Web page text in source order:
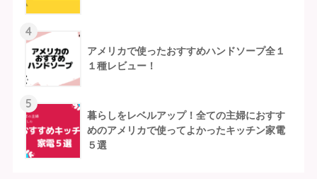
4
アメリカで使ったおすすめハンドソープ全１
１種レビュー！
5
暮らしをレベルアップ！全ての主婦におすす
めのアメリカで使ってよかったキッチン家電
５選